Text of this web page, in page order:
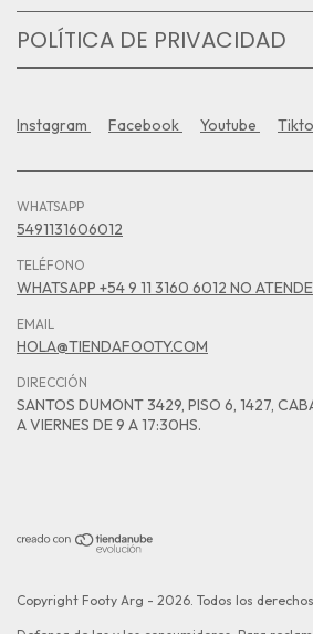
POLÍTICA DE PRIVACIDAD
Instagram Facebook Youtube
WHATSAPP
5491131606012
TELÉFONO
WHATSAPP +54 9 11 3160 6012 NO
EMAIL
HOLA@TIENDAFOOTY.COM
DIRECCIÓN
SANTOS DUMONT 3429, PISO 6, 1427,
A VIERNES DE 9 A 17:30HS.
Copyright Footy Arg - 2026. Todos los